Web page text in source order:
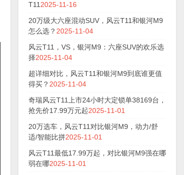
T11 2025-11-16
20万级大六座混动SUV，风云T11和银河M9
怎么选？ 2025-11-04
风云T11，VS，银河M9：六座SUV的欢乐选
择2025-11-04
超详细对比，风云T11和银河M9到底谁更值
得买？ 2025-11-04
奇瑞风云T11上市24小时大定锁单38169台，
抢先价17.99万元起2025-11-01
20万选车，风云T11对比银河M9，动力/舒
适/智能比拼2025-11-01
风云T11最低17.99万起，对比银河M9强在哪
弱在哪2025-11-01